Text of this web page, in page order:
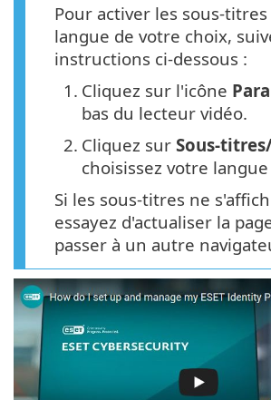
Pour activer les sous-titres
langue de votre choix,
instructions ci-dessous :
1. Cliquez sur l'icône
bas du lecteur vidéo.
2. Cliquez sur Sous-
choisissez votre
Si les sous-titres ne
essayez d'actualiser la
passer à un autre